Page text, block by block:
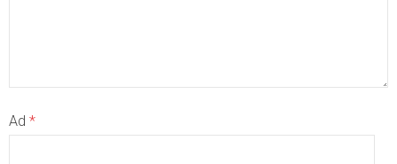
Ad *